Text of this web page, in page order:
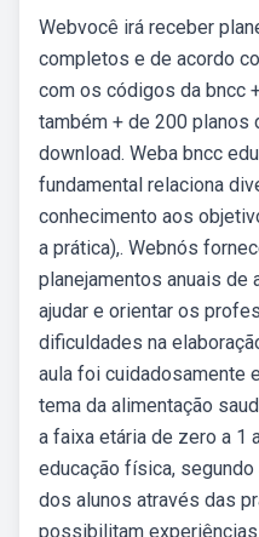
Webvocê irá receber
completos e de acordo
com os códigos da bncc
também + de 200 planos
download. Weba bncc
fundamental relaciona
conhecimento aos
a prática),. Webnós
planejamentos anuais de
ajudar e orientar os
dificuldades na
aula foi cuidadosamente
tema da alimentação
a faixa etária de zero a 1
educação física,
dos alunos através das
possibilitam